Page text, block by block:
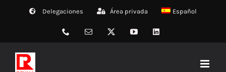
Delegaciones Área privada Español
Phone CorreoX YouTubeLinkedIn